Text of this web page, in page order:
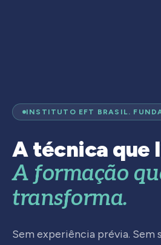
INSTITUTO EFT BRASIL.
A técnica que
A formação
transforma.
Sem experiência prévia. Sem